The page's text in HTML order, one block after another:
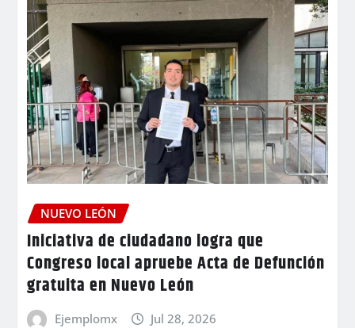
NUEVO LEÓN
Iniciativa de ciudadano logra que
Congreso local apruebe Acta de Defunción
gratuita en Nuevo León
Ejemplomx Jul 28, 2026